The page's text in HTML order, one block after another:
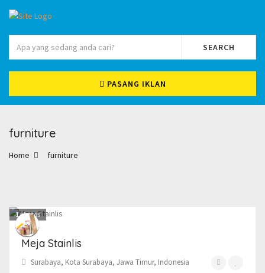
SEARCH
PASANG IKLAN
furniture
Home furniture
1photos
Meja Stainlis
Surabaya, Kota Surabaya, Jawa Timur, Indonesia